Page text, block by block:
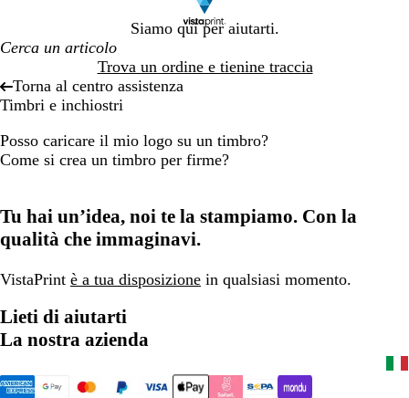
Siamo qui per aiutarti.
Trova un ordine e tienine traccia
Torna al centro assistenza
Timbri e inchiostri
Posso caricare il mio logo su un timbro?
Come si crea un timbro per firme?
Tu hai un’idea, noi te la stampiamo. Con la
qualità che immaginavi.
VistaPrint è a tua disposizione in qualsiasi momento.
Lieti di aiutarti
La nostra azienda